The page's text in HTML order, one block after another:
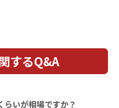
するQ&A
いが相場ですか？